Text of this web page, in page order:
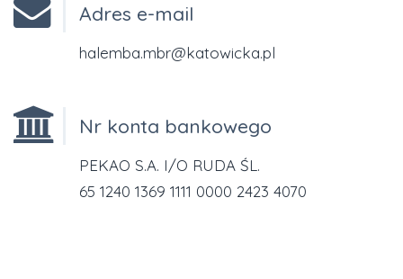
Adres e-mail
halemba.mbr@katowicka.pl
Nr konta bankowego
PEKAO S.A. I/O RUDA ŚL.
65 1240 1369 1111 0000 2423 4070